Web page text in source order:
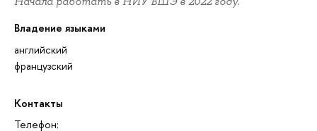
Владение языками
английский
французский
Контакты
Телефон: